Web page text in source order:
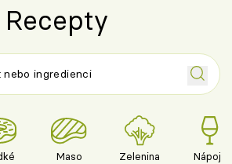
Recepty
Maso Zelenina Nápoje